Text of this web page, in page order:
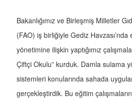
Bakanlığımız ve Birleşmiş Milletler
(FAO) iş birliğiyle Gediz
yönetimine ilişkin yaptığımız
Çiftçi Okulu” kurduk. Damla sulama
sistemleri konularında sahada
gerçekleştirdik. Bu eğitim